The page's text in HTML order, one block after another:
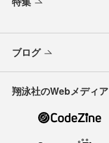
ブログ
翔泳社のWebメディア